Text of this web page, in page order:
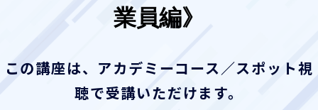
お役立ち情報
お客様ポータル
業員編》
この講座は、アカデミーコース／スポット視
聴で受講いただけます。